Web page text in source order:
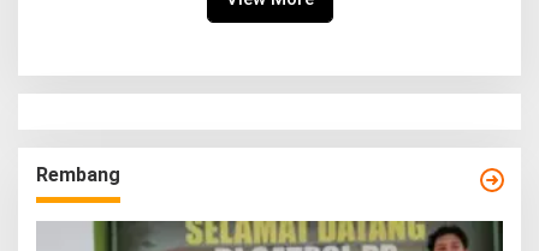
Rembang